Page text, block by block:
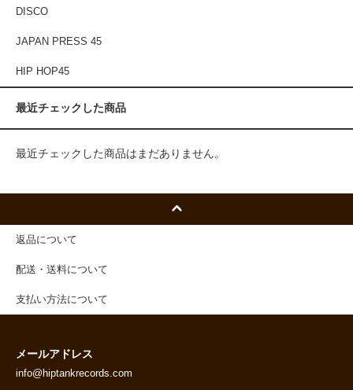
DISCO
JAPAN PRESS 45
HIP HOP45
最近チェックした商品
最近チェックした商品はまだありません。
返品について
配送・送料について
支払い方法について
メールアドレス
info@hiptankrecords.com